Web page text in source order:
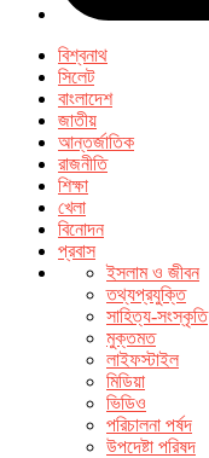
বিশ্বনাথ
সিলেট
বাংলাদেশ
জাতীয়
আন্তর্জাতিক
রাজনীতি
শিক্ষা
খেলা
বিনোদন
প্রবাস
ইসলাম ও জীবন
তথ্যপ্রযুক্তি
সাহিত্য-সংস্কৃতি
মুক্তমত
লাইফস্টাইল
মিডিয়া
ভিডিও
পরিচালনা পর্ষদ
উপদেষ্টা পরিষদ